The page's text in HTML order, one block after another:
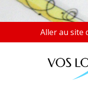
Aller au site